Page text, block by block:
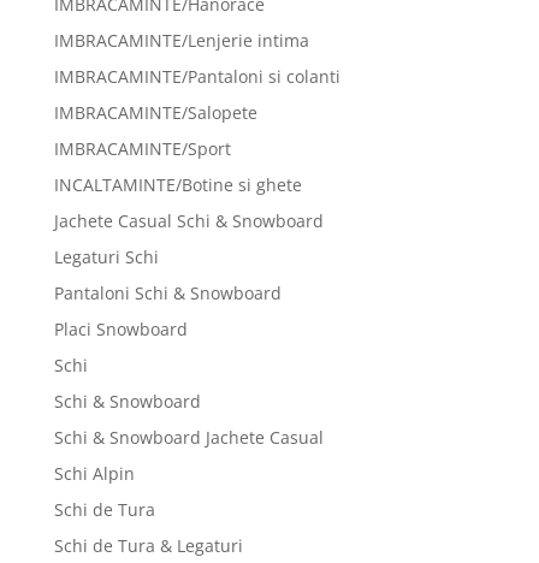
IMBRACAMINTE/Lenjerie intima
IMBRACAMINTE/Pantaloni si colanti
IMBRACAMINTE/Salopete
IMBRACAMINTE/Sport
INCALTAMINTE/Botine si ghete
Jachete Casual Schi & Snowboard
Legaturi Schi
Pantaloni Schi & Snowboard
Placi Snowboard
Schi
Schi & Snowboard
Schi & Snowboard Jachete Casual
Schi Alpin
Schi de Tura
Schi de Tura & Legaturi